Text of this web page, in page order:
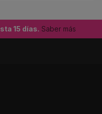
15 días. Saber más